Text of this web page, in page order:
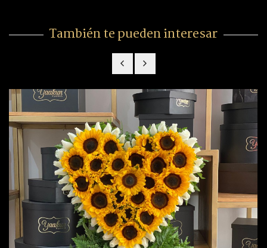
También te pueden interesar